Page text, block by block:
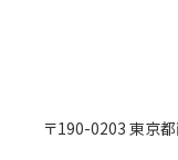
〒190-0203 東京